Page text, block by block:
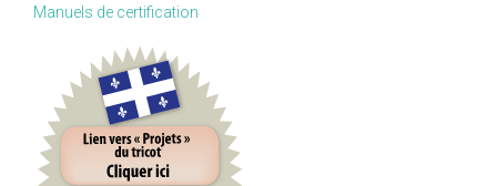
Manuels de certification